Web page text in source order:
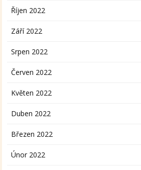
Říjen 2022
Září 2022
Srpen 2022
Červen 2022
Květen 2022
Duben 2022
Březen 2022
Únor 2022